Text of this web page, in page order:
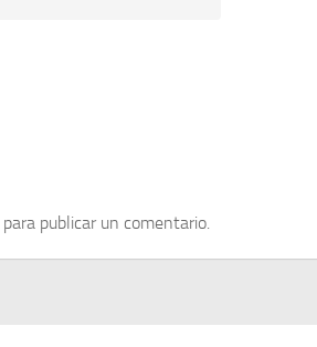
para publicar un comentario.